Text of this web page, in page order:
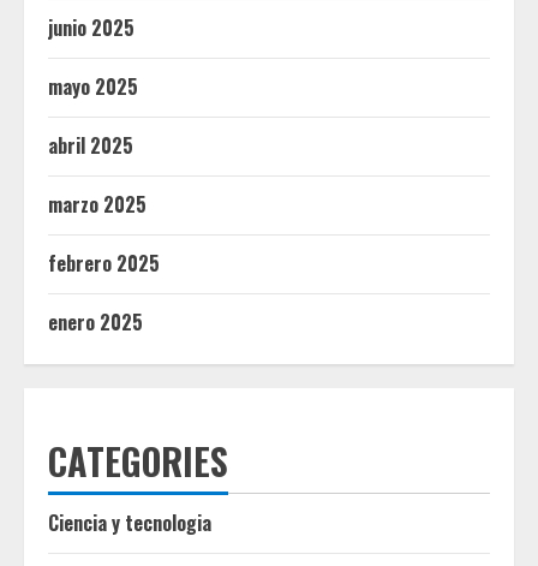
junio 2025
mayo 2025
abril 2025
marzo 2025
febrero 2025
enero 2025
CATEGORIES
Ciencia y tecnologia